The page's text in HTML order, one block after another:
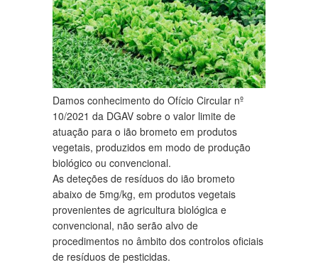
Damos conhecimento do Ofício Circular nº
10/2021 da DGAV sobre o valor limite de
atuação para o ião brometo em produtos
vegetais, produzidos em modo de produção
biológico ou convencional.
As deteções de resíduos do ião brometo
abaixo de 5mg/kg, em produtos vegetais
provenientes de agricultura biológica e
convencional, não serão alvo de
procedimentos no âmbito dos controlos oficiais
de resíduos de pesticidas.